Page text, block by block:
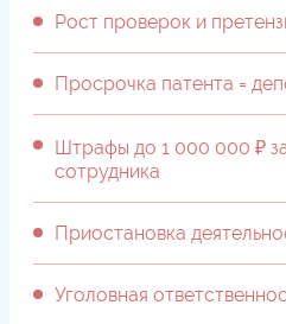
Рост проверок и
Просрочка патента =
Штрафы до 1 000 000 ₽
сотрудника
Приостановка
Уголовная